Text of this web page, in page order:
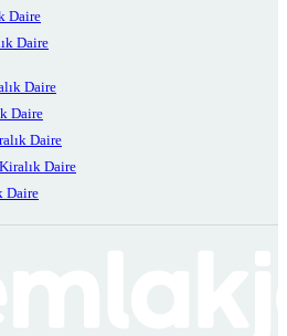
Daire
Daire
Daire
Daire
Daire
Daire
Daire